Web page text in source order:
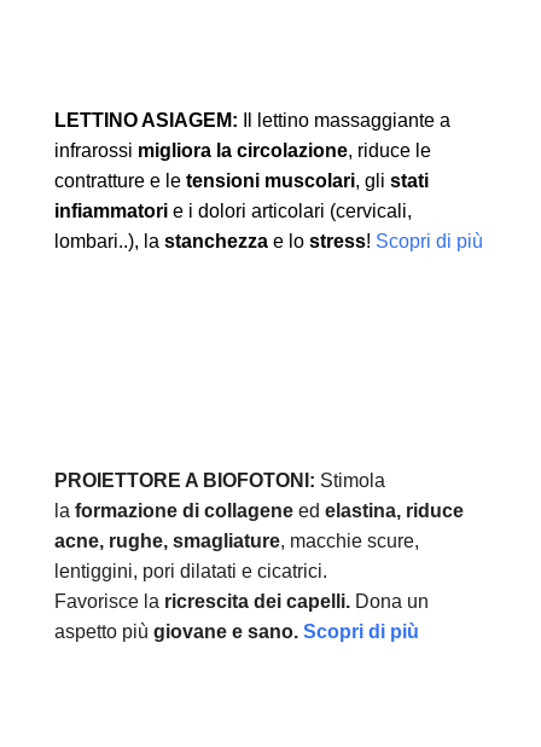
LETTINO ASIAGEM:
Il lettino massaggiante a
infrarossi migliora la circolazione, riduce le
contratture e le tensioni muscolari, gli stati
infiammatori e i dolori articolari (cervicali,
lombari..), la stanchezzae lo stress! Scopri di più
PROIETTORE A BIOFOTONI: Stimola
la formazione di collagene ed elastina, riduce
acne, rughe, smagliature, macchie scure,
lentiggini, pori dilatati e cicatrici.
Favorisce la ricrescita dei capelli. Dona un
aspetto più giovane e sano. Scopri di più